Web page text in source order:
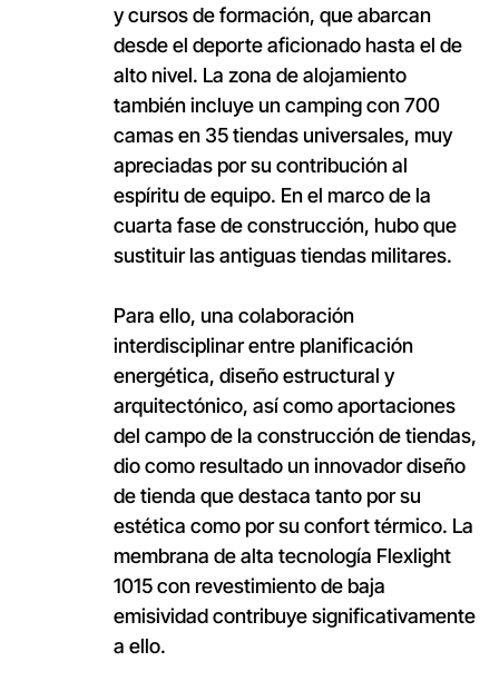
y cursos de formación, que abarcan
desde el deporte aficionado hasta el de
alto nivel. La zona de alojamiento
también incluye un camping con 700
camas en 35 tiendas universales, muy
apreciadas por su contribución al
espíritu de equipo. En el marco de la
cuarta fase de construcción, hubo que
sustituir las antiguas tiendas militares.
Para ello, una colaboración
interdisciplinar entre planificación
energética, diseño estructural y
arquitectónico, así como aportaciones
del campo de la construcción de tiendas,
dio como resultado un innovador diseño
de tienda que destaca tanto por su
estética como por su confort térmico. La
membrana de alta tecnología Flexlight
1015 con revestimiento de baja
emisividad contribuye significativamente
a ello.